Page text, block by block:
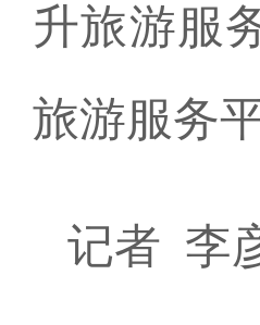
升旅游服
旅游服务
记者 李